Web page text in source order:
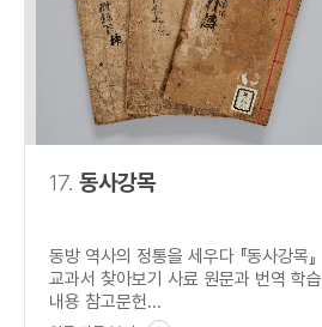
17. 동사강목
동방 역사의 정통을 세우다 『동사강목』
교과서 찾아보기 사료 원문과 번역 학습
내용 참고문헌...